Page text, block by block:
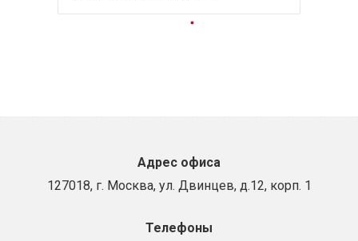
Адрес офиса
127018, г. Москва, ул. Двинцев, д.12, корп. 1
Телефоны